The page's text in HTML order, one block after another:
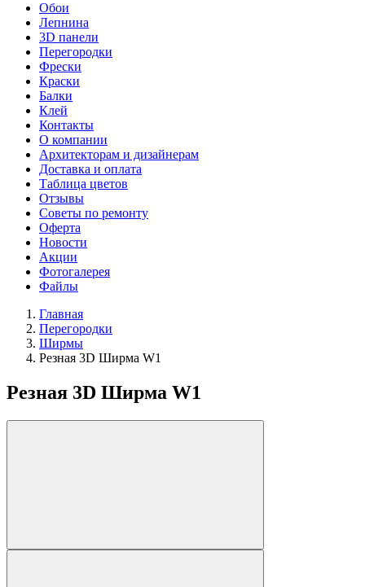
Обои
Лепнина
3D панели
Перегородки
Фрески
Краски
Балки
Клей
Контакты
О компании
Архитекторам и дизайнерам
Доставка и оплата
Таблица цветов
Отзывы
Советы по ремонту
Оферта
Новости
Акции
Фотогалерея
Файлы
Главная
Перегородки
Ширмы
Резная 3D Ширма W1
Резная 3D Ширма W1